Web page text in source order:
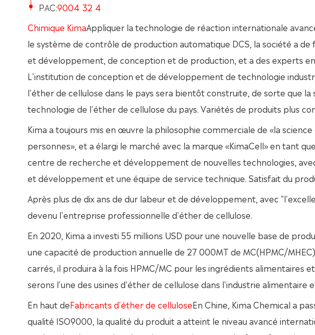
PAC:9004 32 4
Chimique KimaAppliquer la technologie de réaction internationale
le système de contrôle de production automatique DCS, la société a
et développement, de conception et de production, et a des experts
L'institution de conception et de développement de technologie
l'éther de cellulose dans le pays sera bientôt construite, de sorte que la
technologie de l'éther de cellulose du pays. Variétés de produits plus
Kima a toujours mis en œuvre la philosophie commerciale de «la
personnes», et a élargi le marché avec la marque «KimaCell» en tant
centre de recherche et développement de nouvelles technologies,
et développement et une équipe de service technique. Satisfait du
Après plus de dix ans de dur labeur et de développement, avec
devenu l'entreprise professionnelle d'éther de cellulose.
En 2020, Kima a investi 55 millions USD pour une nouvelle base de
une capacité de production annuelle de 27 000MT de MC(HPMC/
carrés, il produira à la fois HPMC/MC pour les ingrédients alimentaires
serons l'une des usines d'éther de cellulose dans l'industrie alimentaire
En haut deFabricants d'éther de celluloseEn Chine, Kima Chemical a
qualité ISO9000, la qualité du produit a atteint le niveau avancé